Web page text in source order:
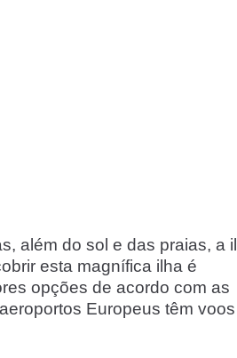
além do sol e das praias, a
esta magnífica ilha é
opções de acordo com as
Europeus têm voos